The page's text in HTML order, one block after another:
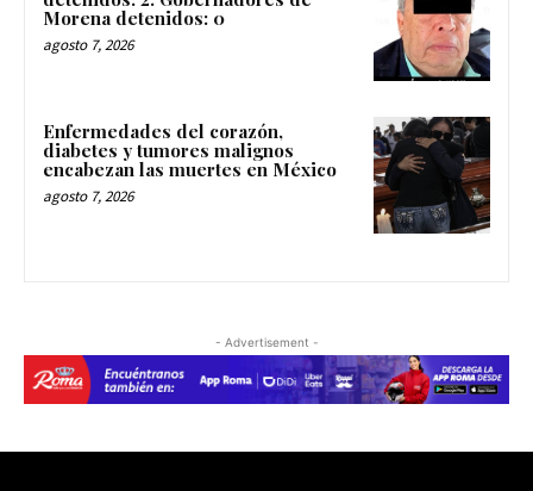
Morena detenidos: 0
agosto 7, 2026
Enfermedades del corazón,
diabetes y tumores malignos
encabezan las muertes en México
agosto 7, 2026
- Advertisement -